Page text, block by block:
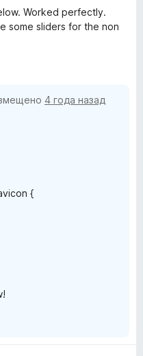
Worked perfectly.
some sliders for the non
4 года назад
{